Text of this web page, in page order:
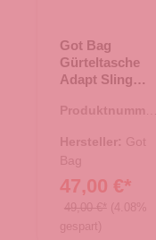
Got Bag
Gürteltasche
Adapt Sling
Produktnummer:
Hersteller: Got
Bag
47,00 €*
49,00 €* (4.08%
gespart)